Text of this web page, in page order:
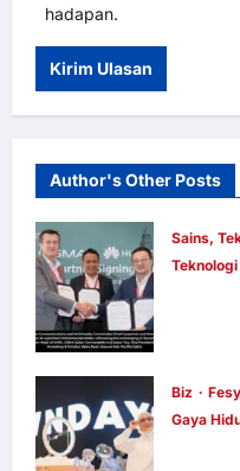
hadapan.
Author's Other Posts
Sains,
Teknologi
Rakan
GSMA
Biz
Gaya